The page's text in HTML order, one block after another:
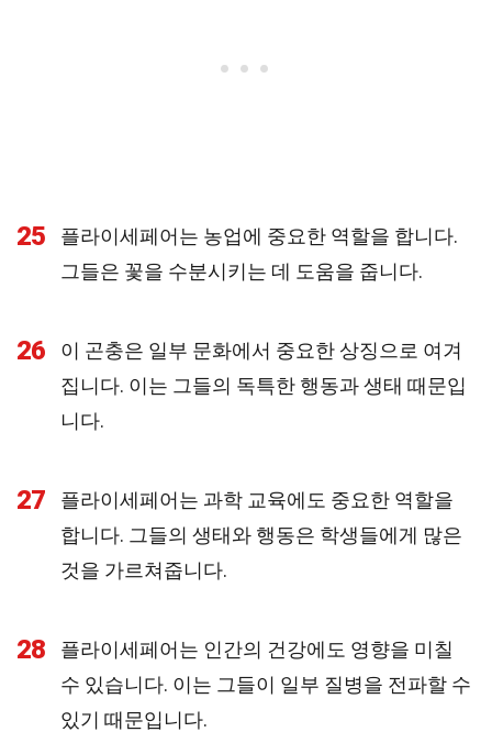
25
플라이세페어는 농업에 중요한 역할을 합니다.
그들은 꽃을 수분시키는 데 도움을 줍니다.
26
이 곤충은 일부 문화에서 중요한 상징으로 여겨
집니다. 이는 그들의 독특한 행동과 생태 때문입
니다.
27
플라이세페어는 과학 교육에도 중요한 역할을
합니다. 그들의 생태와 행동은 학생들에게 많은
것을 가르쳐줍니다.
28
플라이세페어는 인간의 건강에도 영향을 미칠
수 있습니다. 이는 그들이 일부 질병을 전파할 수
있기 때문입니다.